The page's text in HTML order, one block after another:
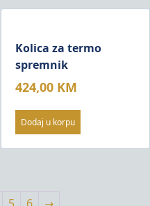
Kolica za termo
spremnik
424,00 KM
Dodaj u korpu